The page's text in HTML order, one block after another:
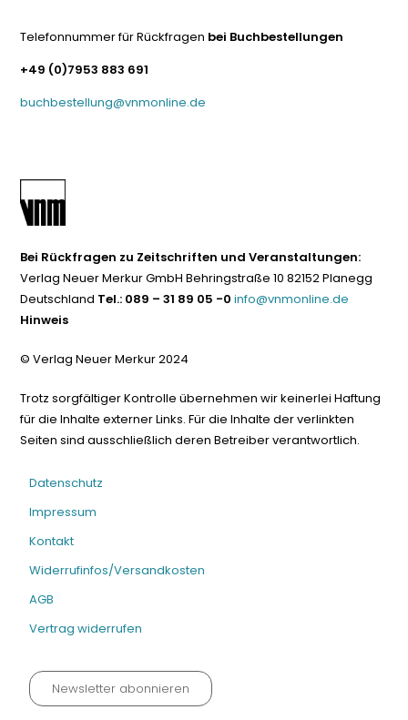
Telefonnummer für Rückfragen bei Buchbestellungen
+49 (0)7953 883 691
buchbestellung@vnmonline.de
Bei Rückfragen zu Zeitschriften und Veranstaltungen:
Verlag Neuer Merkur GmbH Behringstraße 10 82152 Planegg
Deutschland Tel.: 089 – 31 89 05 -0 info@vnmonline.de
Hinweis
© Verlag Neuer Merkur 2024
Trotz sorgfältiger Kontrolle übernehmen wir keinerlei Haftung
für die Inhalte externer Links. Für die Inhalte der verlinkten
Seiten sind ausschließlich deren Betreiber verantwortlich.
Datenschutz
Impressum
Kontakt
Widerrufinfos/Versandkosten
AGB
Vertrag widerrufen
Newsletter abonnieren